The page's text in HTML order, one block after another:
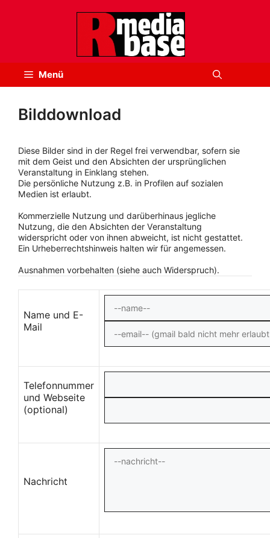
Menü
Bilddownload
Diese Bilder sind in der Regel frei verwendbar, sofern sie
mit dem Geist und den Absichten der ursprünglichen
Veranstaltung in Einklang stehen.
Die persönliche Nutzung z.B. in Profilen auf sozialen
Medien ist erlaubt.
Kommerzielle Nutzung und darüberhinaus jegliche
Nutzung, die den Absichten der Veranstaltung
widerspricht oder von ihnen abweicht, ist nicht gestattet.
Ein Urheberrechtshinweis halten wir für angemessen.
Ausnahmen vorbehalten (siehe auch Widerspruch).
Name und E-
Mail
Telefonnummer
und Webseite
(optional)
Nachricht